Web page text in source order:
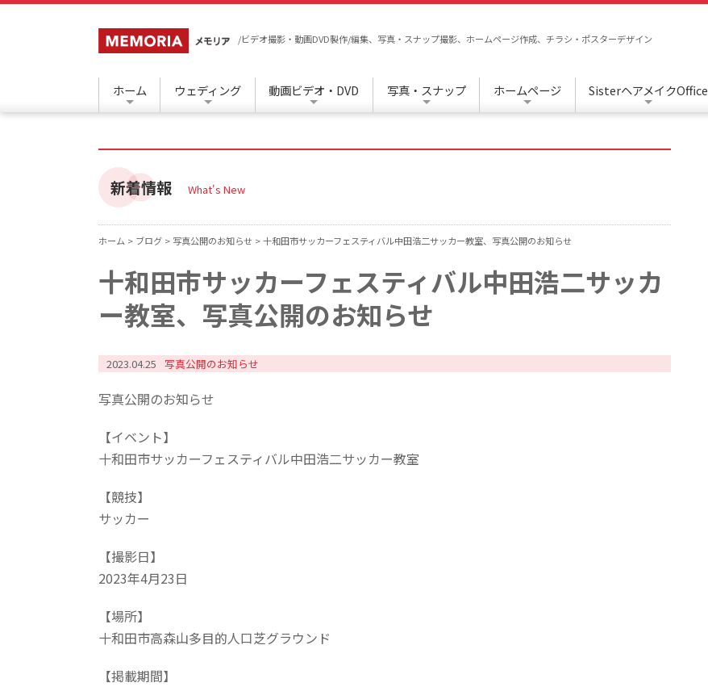
/ビデオ撮影・動画DVD製作/編集、写真・スナップ撮影、ホームページ作成、チラシ・ポスターデザイン
ホーム ウェディング 動画ビデオ・DVD 写真・スナップ ホームページ SisterヘアメイクOffice
新着情報 What's New
ホーム > ブログ > 写真公開のお知らせ >十和田市サッカーフェスティバル中田浩二サッカー教室、写真公開のお知らせ
十和田市サッカーフェスティバル中田浩二サッカ
ー教室、写真公開のお知らせ
2023.04.25 写真公開のお知らせ
写真公開のお知らせ
【イベント】
十和田市サッカーフェスティバル中田浩二サッカー教室
【競技】
サッカー
【撮影日】
2023年4月23日
【場所】
十和田市高森山多目的人口芝グラウンド
【掲載期間】